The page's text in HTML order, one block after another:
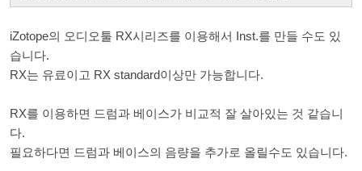
iZotope의 오디오툴 RX시리즈를 이용해서 Inst.를 만들 수도 있
습니다.
RX는 유료이고 RX standard이상만 가능합니다.
RX를 이용하면 드럼과 베이스가 비교적 잘 살아있는 것 같습니
다.
필요하다면 드럼과 베이스의 음량을 추가로 올릴수도 있습니다.